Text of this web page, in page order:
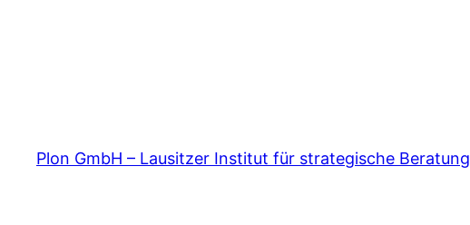
Plon GmbH – Lausitzer Institut für strategische Beratung